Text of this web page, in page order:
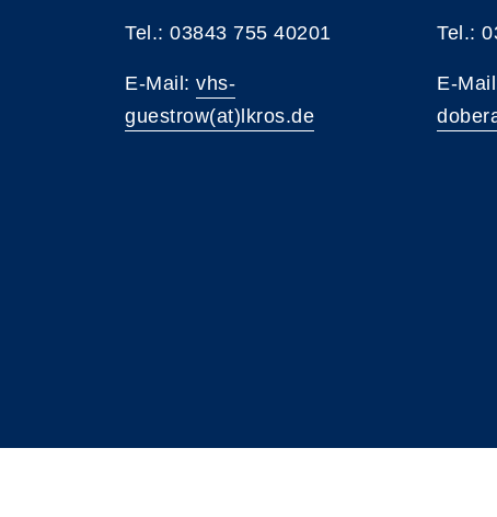
Tel.: 03843 755 40201
E-Mail: vhs-
guestrow(at)lkros.de
Tel.:
E-